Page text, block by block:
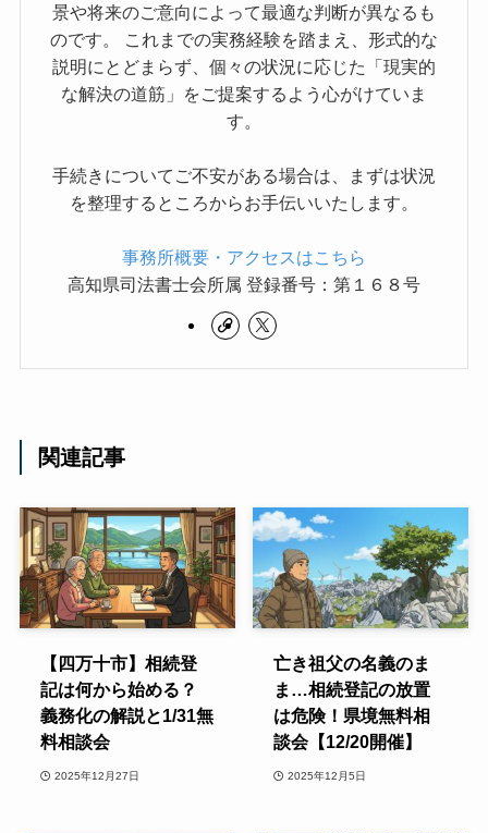
景や将来のご意向によって最適な判断が異なるも
のです。 これまでの実務経験を踏まえ、形式的な
説明にとどまらず、個々の状況に応じた「現実的
な解決の道筋」をご提案するよう心がけていま
す。
手続きについてご不安がある場合は、まずは状況
を整理するところからお手伝いいたします。
事務所概要・アクセスはこちら
高知県司法書士会所属 登録番号：第１６８号
関連記事
【四万十市】相続登
記は何から始める？
義務化の解説と1/31無
料相談会
2025年12月27日
亡き祖父の名義のま
ま…相続登記の放置
は危険！県境無料相
談会【12/20開催】
2025年12月5日